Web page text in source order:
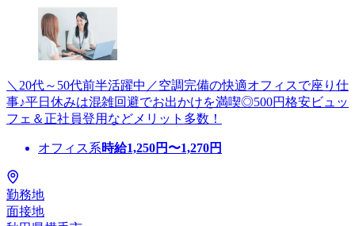
＼20代～50代前半活躍中／空調完備の快適オフィスで座り仕
事♪平日休みは混雑回避でお出かけを満喫◎500円格安ビュッ
フェ＆正社員登用などメリット多数！
オフィス系時給1,250円〜1,270円
勤務地
面接地